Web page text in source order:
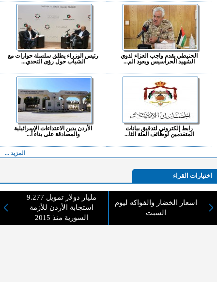
الحنيطي يقدم واجب العزاء لذوي
الشهيد الحراسيس ويعود الم...
رئيس الوزراء يطلق سلسلة حوارات مع
الشباب حول رؤى التحدي...
رابط إلكتروني لتدقيق بيانات
المتقدمين لوظائف الفئة الثا...
الأردن يدين الاعتداءات الإسرائيلية
والمصادقة على بناء أ...
المزيد ...
اختيارات القراء
اسعار الخضار والفواكه ليوم
السبت
9.277 مليار دولار تمويل
استجابة الأردن للأزمة
السورية منذ 2015